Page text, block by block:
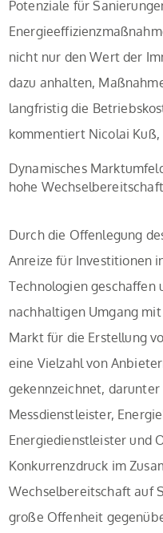
Potenziale für
nicht nur den Wert der
dazu anhalten,
langfristig die
kommentiert Nicolai Kuß,
Dynamisches
hohe Wechselbereitschaft
Durch die Offenlegung
Anreize für Investitionen
Technologien geschaffen
nachhaltigen Umgang
Markt für die Erstellung
eine Vielzahl von
gekennzeichnet,
Messdienstleister,
Energiedienstleister und
Konkurrenzdruck im
Wechselbereitschaft auf
große Offenheit